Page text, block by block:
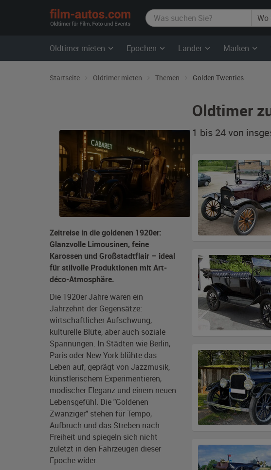
film-
autos.com
Oldtimer mieten Epochen Länder Marken
Startseite Oldtimer mieten Themen Golden Twenties
Oldtimer
1 bis 24 von
Zeitreise in die goldenen 1920er:
Glanzvolle Limousinen, feine
Karossen und Großstadtflair – ideal
für stilvolle Produktionen mit Art-
déco-Atmosphäre.
Die 1920er Jahre waren ein
Jahrzehnt der Gegensätze:
wirtschaftlicher Aufschwung,
kulturelle Blüte, aber auch soziale
Spannungen. In Städten wie Berlin,
Paris oder New York blühte das
Leben auf, geprägt von Jazzmusik,
künstlerischem Experimentieren,
modischer Eleganz und einem neuen
Lebensgefühl. Die "Goldenen
Zwanziger" stehen für Tempo,
Aufbruch und das Streben nach
Freiheit und spiegeln sich nicht
zuletzt in den Fahrzeugen dieser
Epoche wider.